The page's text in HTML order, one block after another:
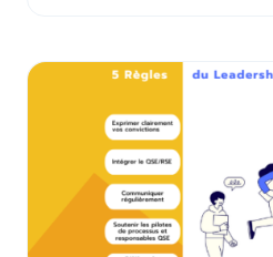
DONNER
DU
À
LA